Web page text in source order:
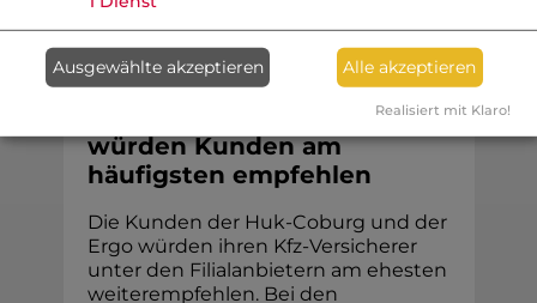
VersicherungsJournal
würden Kunden am
häufigsten empfehlen
Die Kunden der Huk-Coburg und der
Ergo würden ihren Kfz-Versicherer
unter den Filialanbietern am ehesten
weiterempfehlen. Bei den
Ausgewählte akzeptieren Alle akzeptieren
Realisiert mit Klaro!